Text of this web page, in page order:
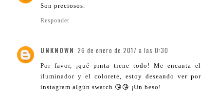
Son preciosos.
Responder
UNKNOWN 26 de enero de 2017 a las 0:30
Por favor, ¡qué pinta tiene todo! Me encanta el
iluminador y el colorete, estoy deseando ver por
instagram algún swatch 😘😘 ¡Un beso!